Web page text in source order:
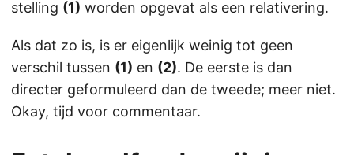
stelling (1) worden opgevat als een relativering.
Als dat zo is, is er eigenlijk weinig tot geen
verschil tussen (1) en (2). De eerste is dan
directer geformuleerd dan de tweede; meer niet.
Okay, tijd voor commentaar.